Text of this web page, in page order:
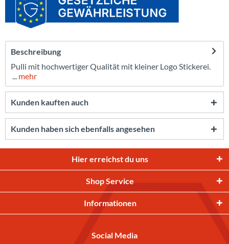
Beschreibung
Pulli mit hochwertiger Qualität mit kleiner Logo Stickerei.
... mehr
Kunden kauften auch
Kunden haben sich ebenfalls angesehen
Hier erreichst du uns
Shop Service
Informationen
Social Media